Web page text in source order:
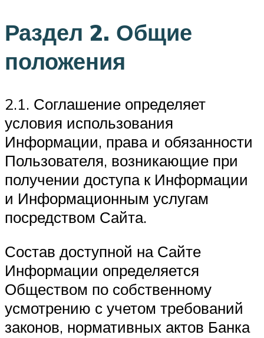
Раздел 2. Общие
положения
2.1. Соглашение определяет
условия использования
Информации, права и обязанности
Пользователя, возникающие при
получении доступа к Информации
и Информационным услугам
посредством Сайта.
Состав доступной на Сайте
Информации определяется
Обществом по собственному
усмотрению с учетом требований
законов, нормативных актов Банка